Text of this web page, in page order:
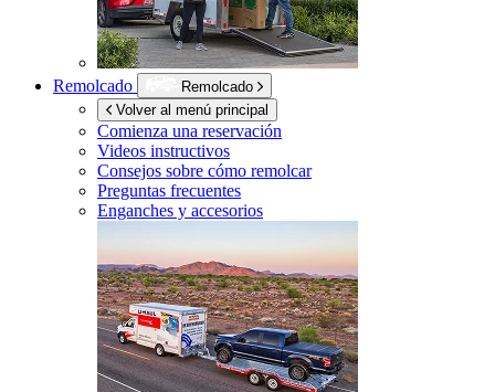
Remolcado
Remolcado
Volver al menú principal
Comienza una reservación
Videos instructivos
Consejos sobre cómo remolcar
Preguntas frecuentes
Enganches y accesorios